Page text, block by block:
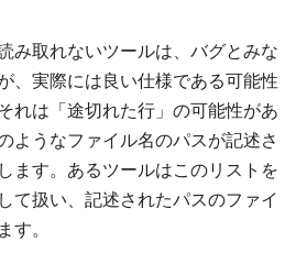
み取れないツールは、バグとみな
、実際には良い仕様である可能性
れは「途切れた行」の可能性があ
ようなファイル名のパスが記述さ
ます。あるツールはこのリストを
て扱い、記述されたパスのファイ
す。